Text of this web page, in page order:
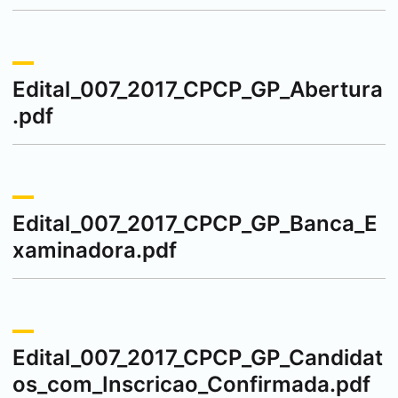
Edital_007_2017_CPCP_GP_Abertura
.pdf
Edital_007_2017_CPCP_GP_Banca_E
xaminadora.pdf
Edital_007_2017_CPCP_GP_Candidat
os_com_Inscricao_Confirmada.pdf